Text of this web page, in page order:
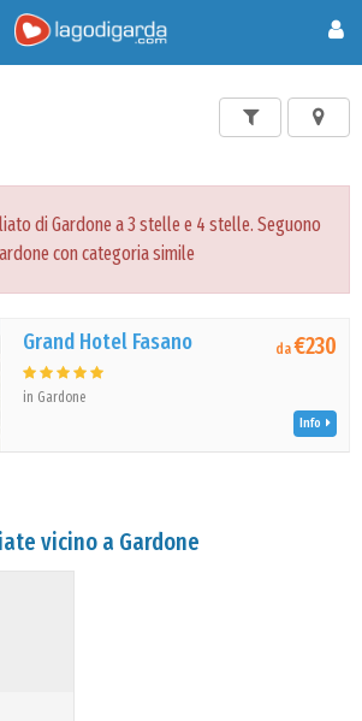
di Gardone a 3 stelle e 4 stelle. Seguono
con categoria simile
Grand Hotel Fasano
in Gardone
da€230
Info
vicino a Gardone